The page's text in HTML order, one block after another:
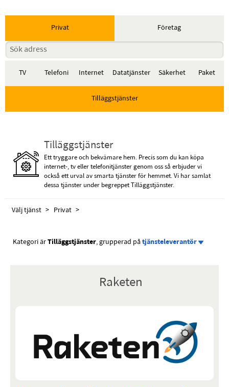
Privat Företag
TV Telefoni Internet Datatjänster Säkerhet Paket
Tilläggstjänster
Tilläggstjänster
Ett tryggare och bekvämare hem. Precis som du kan köpa
internet-, tv eller telefonitjänster genom oss så erbjuder vi
också ett urval av smarta tjänster för hemmet. Vi har samlat
dessa tjänster under begreppet Tilläggstjänster.
Välj tjänst Privat
Kategori är Tilläggstjänster, grupperad på tjänsteleverantör
Raketen